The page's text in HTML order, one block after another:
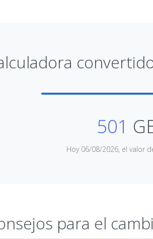
501
Hoy 06/08/2026, el valor
para el